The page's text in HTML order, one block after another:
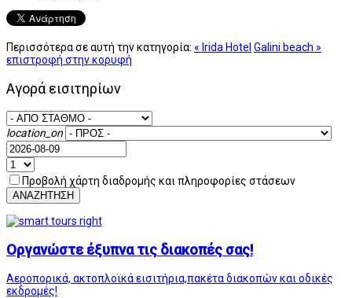
Περισσότερα σε αυτή την κατηγορία: « Irida Hotel Galini beach »
επιστροφή στην κορυφή
Αγορά εισιτηρίων
location_on
Προβολή χάρτη διαδρομής και πληροφορίες στάσεων
ΑΝΑΖΗΤΗΣΗ
Οργανώστε έξυπνα τις διακοπές σας!
Αεροπορικά, ακτοπλοϊκά εισιτήρια,πακέτα διακοπών και οδικές
εκδρομές!